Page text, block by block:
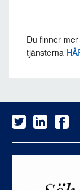
Du finner
tjänsterna